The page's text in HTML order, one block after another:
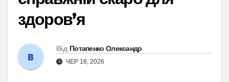
здоров’я
Від Потапенко Олександр
ЧЕР 18, 2026